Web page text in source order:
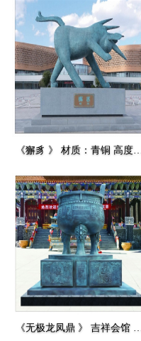
《獬豸 》 材质：青铜 高度：
《无极龙凤鼎 》 吉祥会馆 材质：青铜 高度